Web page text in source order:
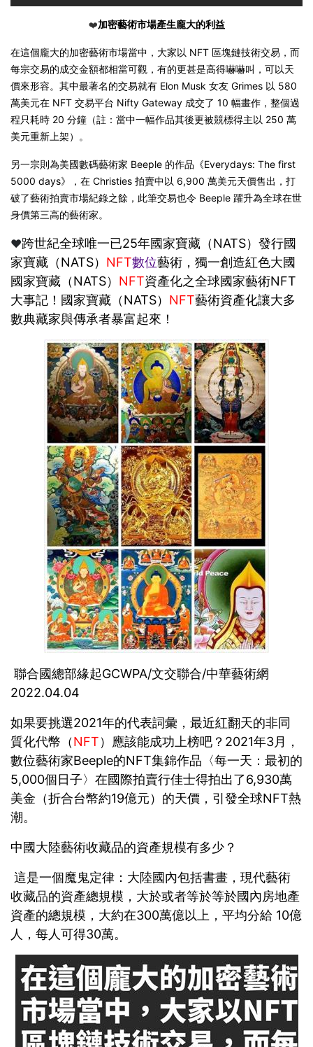
❤️加密藝術市場產生龐大的利益
在這個龐大的加密藝術市場當中，大家以 NFT 區塊鏈技術交易，而
每宗交易的成交金額都相當可觀，有的更甚是高得嚇嚇叫，可以天
價來形容。其中最著名的交易就有 Elon Musk 女友 Grimes 以 580
萬美元在 NFT 交易平台 Nifty Gateway 成交了 10 幅畫作，整個過
程只耗時 20 分鐘（註：當中一幅作品其後更被競標得主以 250 萬
美元重新上架）。
另一宗則為美國數碼藝術家 Beeple 的作品《Everydays: The first
5000 days》，在 Christies 拍賣中以 6,900 萬美元天價售出，打
破了藝術拍賣市場紀錄之餘，此筆交易也令 Beeple 躍升為全球在世
身價第三高的藝術家。
❤️跨世紀全球唯一已25年國家寶藏（NATS）發行國
家寶藏（NATS） NFT數位藝術，獨一創造紅色大國
國家寶藏（NATS） NFT資產化之全球國家藝術NFT
大事記！國家寶藏（NATS） NFT藝術資產化讓大多
數典藏家與傳承者暴富起來！
聯合國總部緣起GCWPA/文交聯合/中華藝術網
2022.04.04
如果要挑選2021年的代表詞彙，最近紅翻天的非同
質化代幣（NFT）應該能成功上榜吧？2021年3月，
數位藝術家Beeple的NFT集錦作品〈每一天：最初的
5,000個日子〉在國際拍賣行佳士得拍出了6,930萬
美金（折合台幣約19億元）的天價，引發全球NFT熱
潮。
中國大陸藝術收藏品的資產規模有多少？
這是一個魔鬼定律：大陸國內包括書畫，現代藝術
收藏品的資產總規模，大於或者等於等於國內房地產
資產的總規模，大約在300萬億以上，平均分給 10億
人，每人可得30萬。